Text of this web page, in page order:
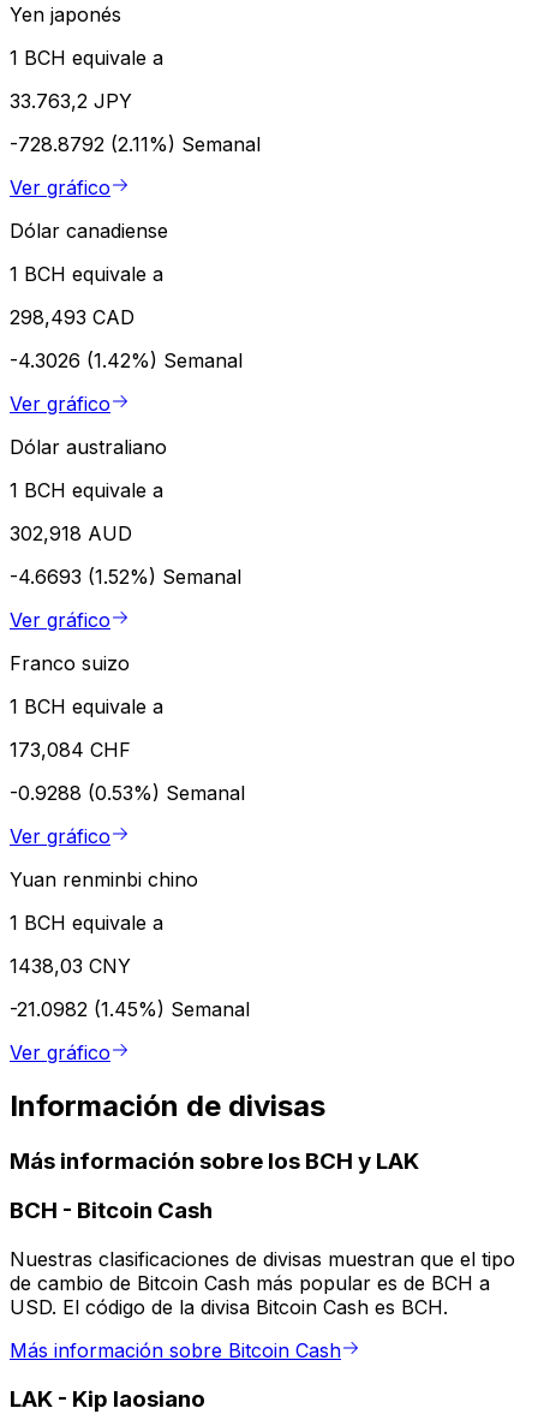
Yen japonés
1 BCH equivale a
33.763,2 JPY
-728.8792 (2.11%) Semanal
Ver gráfico
Dólar canadiense
1 BCH equivale a
298,493 CAD
-4.3026 (1.42%) Semanal
Ver gráfico
Dólar australiano
1 BCH equivale a
302,918 AUD
-4.6693 (1.52%) Semanal
Ver gráfico
Franco suizo
1 BCH equivale a
173,084 CHF
-0.9288 (0.53%) Semanal
Ver gráfico
Yuan renminbi chino
1 BCH equivale a
1438,03 CNY
-21.0982 (1.45%) Semanal
Ver gráfico
Información de divisas
Más información sobre los BCH y LAK
BCH - Bitcoin Cash
Nuestras clasificaciones de divisas muestran que el tipo
de cambio de Bitcoin Cash más popular es de BCH a
USD. El código de la divisa Bitcoin Cash es BCH.
Más información sobre Bitcoin Cash
LAK - Kip laosiano